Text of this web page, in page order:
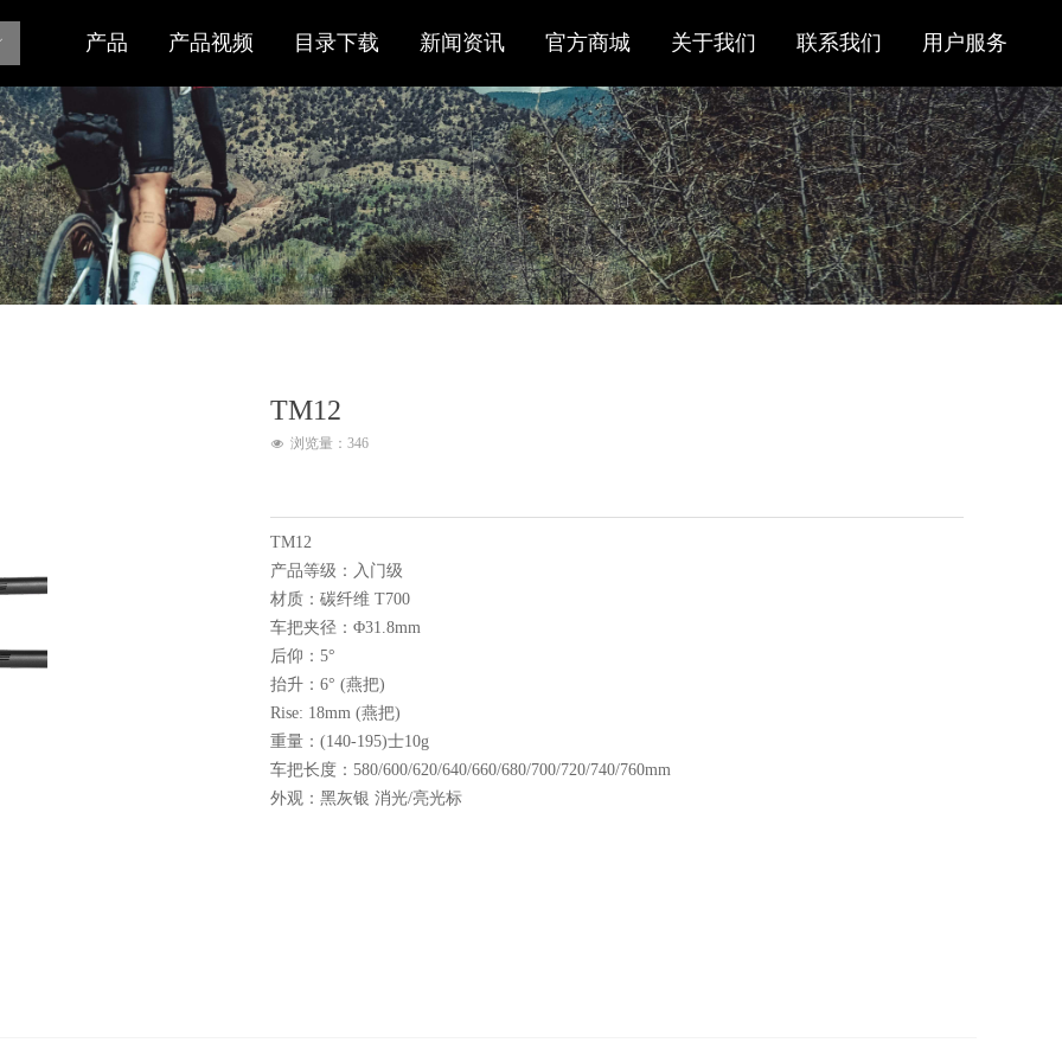
产品 产品视频 目录下载 新闻资讯 官方商城 关于我们 联系我们 用户服务
TM12
TM12
产品等级：入门级
材质：碳纤维 T700
车把夹径：Φ31.8mm
后仰：5°
抬升：6° (燕把)
Rise: 18mm (燕把)
重量：(140-195)士10g
车把长度：580/600/620/640/660/680/700/720/740/760mm
外观：黑灰银 消光/亮光标
넶 浏览量： 346